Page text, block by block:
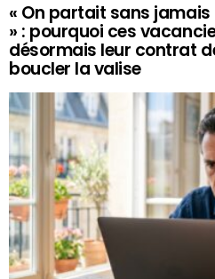
« On partait sans
» : pourquoi ces
désormais leur contrat
boucler la valise